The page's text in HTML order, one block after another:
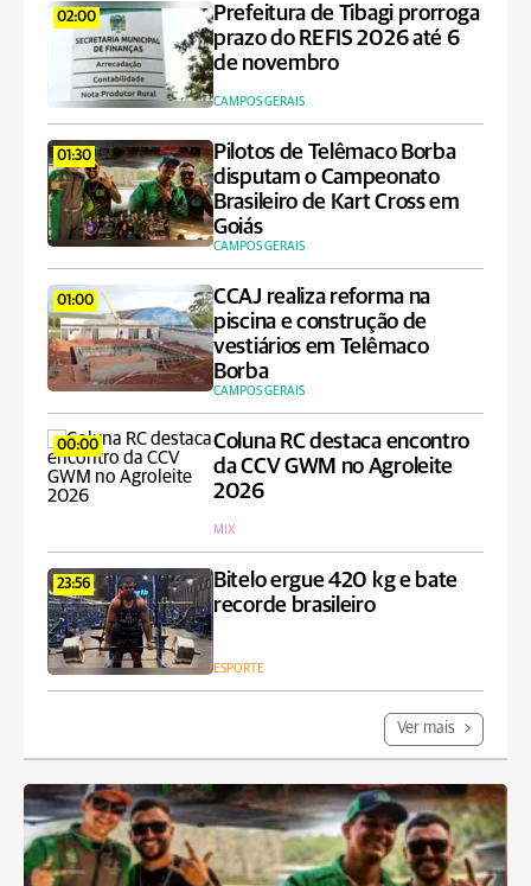
02:00
Prefeitura de Tibagi prorroga
prazo do REFIS 2026 até 6
de novembro
CAMPOS GERAIS
01:30
Pilotos de Telêmaco Borba
disputam o Campeonato
Brasileiro de Kart Cross em
Goiás
CAMPOS GERAIS
01:00
CCAJ realiza reforma na
piscina e construção de
vestiários em Telêmaco
Borba
CAMPOS GERAIS
00:00
Coluna RC destaca encontro
da CCV GWM no Agroleite
2026
MIX
23:56
Bitelo ergue 420 kg e bate
recorde brasileiro
ESPORTE
Ver mais